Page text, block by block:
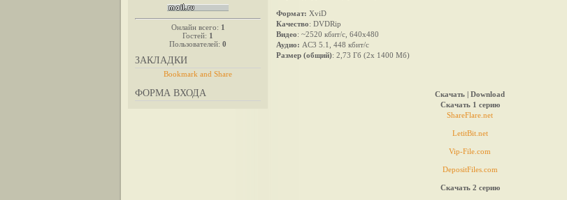
Онлайн всего: 1
Гостей: 1
Пользователей: 0
ЗАКЛАДКИ
ФОРМА ВХОДА
Формат: XviD
Качество: DVDRip
Видео: ~2520 кбит/с, 640x480
Аудио: AC3 5.1, 448 кбит/с
Размер (общий): 2,73 Гб (2x 1400 Mб)
Скачать | Download
Скачать 1 серию
ShareFlare.net
LetitBit.net
Vip-File.com
DepositFiles.com
Скачать 2 серию